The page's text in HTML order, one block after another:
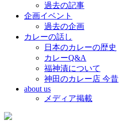
過去の記事
企画イベント
過去の企画
カレーの話し
日本のカレーの歴史
カレーQ&A
福神漬について
神田のカレー店 今昔
about us
メディア掲載